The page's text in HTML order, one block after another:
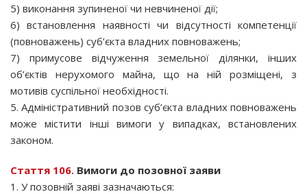
5) виконання зупиненої чи невчиненої дії;
6) встановлення наявності чи відсутності компетенції
(повноважень) суб’єкта владних повноважень;
7) примусове відчуження земельної ділянки, інших
об’єктів нерухомого майна, що на ній розміщені, з
мотивів суспільної необхідності.
5. Адміністративний позов суб’єкта владних повноважень
може містити інші вимоги у випадках, встановлених
законом.
Стаття 106. Вимоги до позовної заяви
1. У позовній заяві зазначаються: